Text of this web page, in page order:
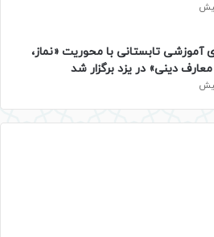
آموزشی تابستانی با محوریت «نماز،
دینی» در یزد برگزار شد